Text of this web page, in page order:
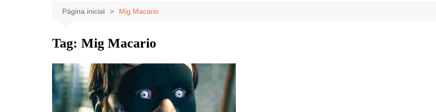
Celebridades
Música
Notícias
Clássicos
Página inicial Mig Macario
Tag: Mig Macario